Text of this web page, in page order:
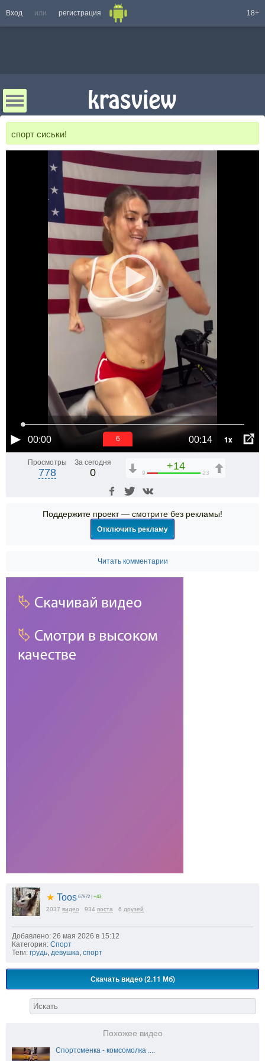
Вход или регистрация 18+
спорт сиськи!
00:00 00:14 1x
6
Просмотры
778
За сегодня
0
+14
9 23
Поддержите проект — смотрите без рекламы!
Отключить рекламу
Читать комментарии
★ Toos 67972 | +43
2037 видео 934 поста 6 друзей
Добавлено: 26 мая 2026 в 15:12
Категория: Спорт
Теги: грудь девушка спорт
Скачать видео (2.11 Мб)
Похожее видео
Спортсменка - комсомолка ....